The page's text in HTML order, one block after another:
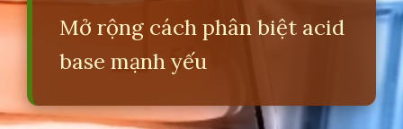
Mở rộng cách phân biệt acid
base mạnh yếu